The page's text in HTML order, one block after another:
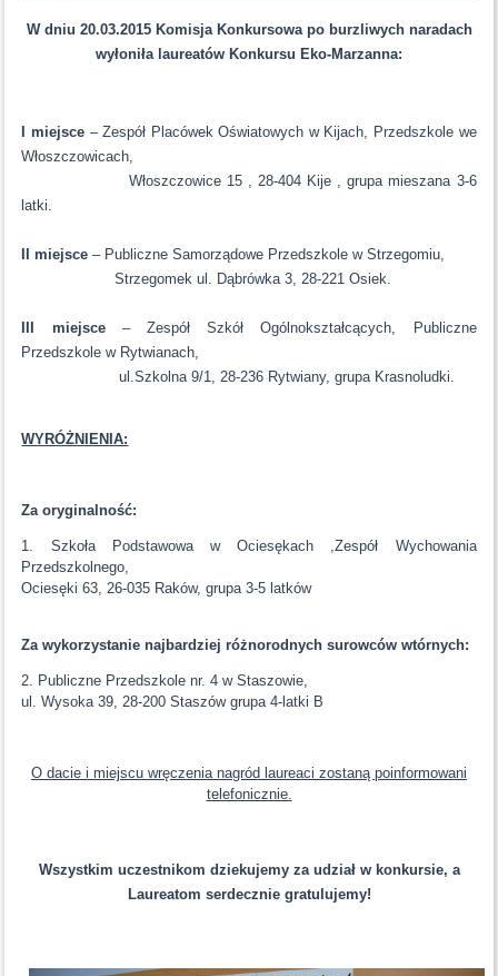
W dniu 20.03.2015 Komisja Konkursowa po burzliwych naradach
wyłoniła laureatów Konkursu Eko-Marzanna:
I miejsce – Zespół Placówek Oświatowych w Kijach, Przedszkole we
Włoszczowicach,
Włoszczowice 15 , 28-404 Kije , grupa mieszana 3-6
latki.
II miejsce – Publiczne Samorządowe Przedszkole w Strzegomiu,
Strzegomek ul. Dąbrówka 3, 28-221 Osiek.
III miejsce– Zespół Szkół Ogólnokształcących, Publiczne
Przedszkole w Rytwianach,
ul.Szkolna 9/1, 28-236 Rytwiany, grupa Krasnoludki.
WYRÓŻNIENIA:
Za oryginalność:
1. Szkoła Podstawowa w Ociesękach ,Zespół Wychowania
Przedszkolnego,
Ociesęki 63, 26-035 Raków, grupa 3-5 latków
Za wykorzystanie najbardziej różnorodnych surowców wtórnych:
2. Publiczne Przedszkole nr. 4 w Staszowie,
ul. Wysoka 39, 28-200 Staszów grupa 4-latki B
O dacie i miejscu wręczenia nagród laureaci zostaną poinformowani
telefonicznie.
Wszystkim uczestnikom dziekujemy za udział w konkursie, a
Laureatom serdecznie gratulujemy!